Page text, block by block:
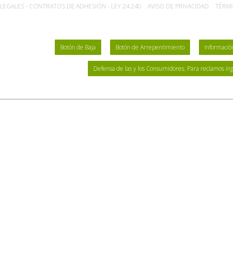
LEGALES - CONTRATOS DE ADHESIÓN - LEY 24.240 AVISO DE PRIVACIDAD
Botón de Baja Botón de Arrepentimiento
Defensa de las y los Consumidores. Para reclamos